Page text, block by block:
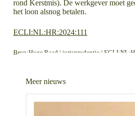
rond Kerstmis). De werkgever moet
het loon alsnog betalen.
ECLI:NL:HR:2024:111
Bron:Hoge Raad | jurisprudentie |
Meer nieuws